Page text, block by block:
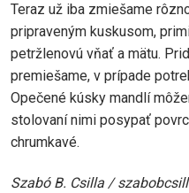
Teraz už iba zmiešame
pripraveným kuskusom,
petržlenovú vňať a mätu.
premiešame, v prípade
Opečené kúsky mandlí
stolovaní nimi posypať
chrumkavé.
Szabó B. Csilla /